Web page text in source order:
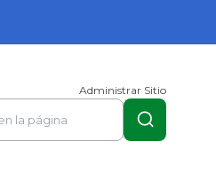
Administrar Sitio